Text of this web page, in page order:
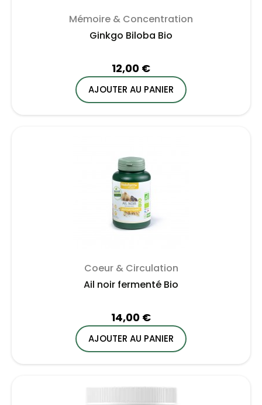
Mémoire & Concentration
Ginkgo Biloba Bio
12,00 €
AJOUTER AU PANIER
Coeur & Circulation
Ail noir fermenté Bio
14,00 €
AJOUTER AU PANIER